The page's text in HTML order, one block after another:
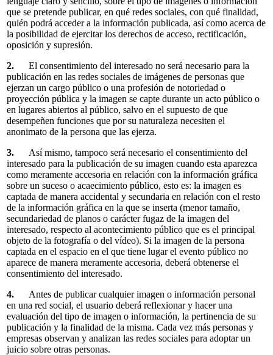
que se pretende publicar, en qué redes sociales, con qué finalidad,
quién podrá acceder a la información publicada, así como acerca de
la posibilidad de ejercitar los derechos de acceso, rectificación,
oposición y supresión.
2. El consentimiento del interesado no será necesario para la
publicación en las redes sociales de imágenes de personas que
ejerzan un cargo público o una profesión de notoriedad o
proyección pública y la imagen se capte durante un acto público o
en lugares abiertos al público, salvo en el supuesto de que
desempeñen funciones que por su naturaleza necesiten el
anonimato de la persona que las ejerza.
3. Así mismo, tampoco será necesario el consentimiento del
interesado para la publicación de su imagen cuando esta aparezca
como meramente accesoria en relación con la información gráfica
sobre un suceso o acaecimiento público, esto es: la imagen es
captada de manera accidental y secundaria en relación con el resto
de la información gráfica en la que se inserta (menor tamaño,
secundariedad de planos o carácter fugaz de la imagen del
interesado, respecto al acontecimiento público que es el principal
objeto de la fotografía o del vídeo). Si la imagen de la persona
captada en el espacio en el que tiene lugar el evento público no
aparece de manera meramente accesoria, deberá obtenerse el
consentimiento del interesado.
4. Antes de publicar cualquier imagen o información personal
en una red social, el usuario deberá reflexionar y hacer una
evaluación del tipo de imagen o información, la pertinencia de su
publicación y la finalidad de la misma. Cada vez más personas y
empresas observan y analizan las redes sociales para adoptar un
juicio sobre otras personas.